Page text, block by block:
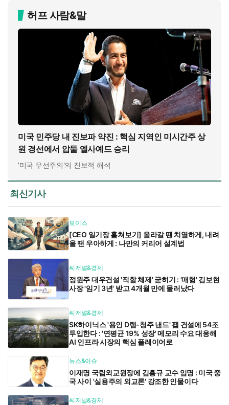
허프 사람&말
미국 민주당 내 진보파 약진 : 핵심 지역인 미시간주 상
원 경선에서 압둘 엘사예드 승리
'미국 우선주의'의 진보적 해석
최신기사
보이스
[CEO 일기장 훔쳐보기] 올라갈 땐 치열하게, 내려
올 땐 우아하게 : 나만의 커리어 설계법
씨저널&경제
정원주 대우건설 '직할 체제' 굳히기 : '매형' 김보현
사장 '임기 3년' 받고 4개월 만에 물러났다
씨저널&경제
SK하이닉스 '용인 D램-청주 낸드' 팹 건설에 54조
투입한다 : '연평균 19% 성장' 메모리 수요 대응해
AI 인프라 시장의 핵심 플레이어로
뉴스&이슈
이재명 국립외교원장에 김흥규 교수 임명 : 미국 중
국 사이 '실용주의 외교론' 강조한 인물이다
씨저널&경제